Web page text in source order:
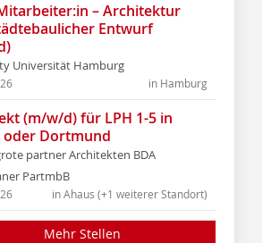
– Architektur
Entwurf
Universität Hamburg
in Hamburg
(m/w/d) für LPH 1-5 in
oder Dortmund
partner Architekten BDA
PartmbB
in Ahaus (+1 weiterer Standort)
Mehr Stellen